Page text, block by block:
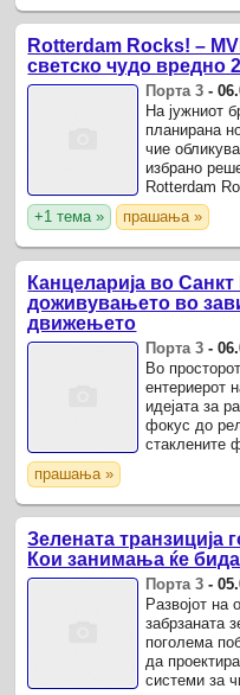
Rotterdam Rocks! –
светско чудо вредно
Порта 3 -
На јужниот
планирана
чие
избрано
Rotterdam
+1 тема » прашања »
Канцеларија во
доживувањето во
движењето
Порта 3 -
Во
ентериерот
идејата за
фокус до
стаклените
прашања »
Зелената транзиција
Кои занимања ќе
Порта 3 -
Развојот на
забрзаната
поголема
да
системи за